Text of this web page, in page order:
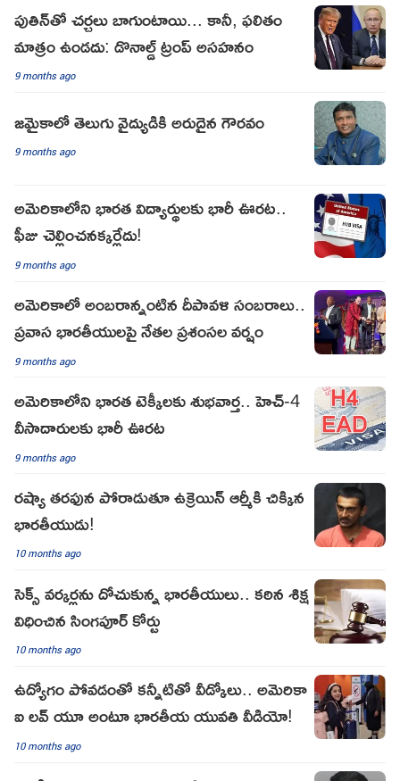
పుతిన్‌తో చర్చలు బాగుంటాయి... కానీ, ఫలితం
మాత్రం ఉండదు: డొనాల్డ్ ట్రంప్ అసహనం
9 months ago
జమైకాలో తెలుగు వైద్యుడికి అరుదైన గౌరవం
9 months ago
అమెరికాలోని భారత విద్యార్థులకు భారీ ఊరట..
ఫీజు చెల్లించనక్కర్లేదు!
9 months ago
అమెరికాలో అంబరాన్నంటిన దీపావళి సంబరాలు..
ప్రవాస భారతీయులపై నేతల ప్రశంసల వర్షం
9 months ago
అమెరికాలోని భారత టెక్కీలకు శుభవార్త.. హెచ్-4
వీసాదారులకు భారీ ఊరట
9 months ago
రష్యా తరఫున పోరాడుతూ ఉక్రెయిన్ ఆర్మీకి చిక్కిన
భారతీయుడు!
10 months ago
సెక్స్ వర్కర్లను దోచుకున్న భారతీయులు.. క‌ఠిన శిక్ష
విధించిన సింగ‌పూర్ కోర్టు
10 months ago
ఉద్యోగం పోవడంతో కన్నీటితో వీడ్కోలు.. అమెరికా
ఐ లవ్ యూ అంటూ భారతీయ యువతి వీడియో!
10 months ago